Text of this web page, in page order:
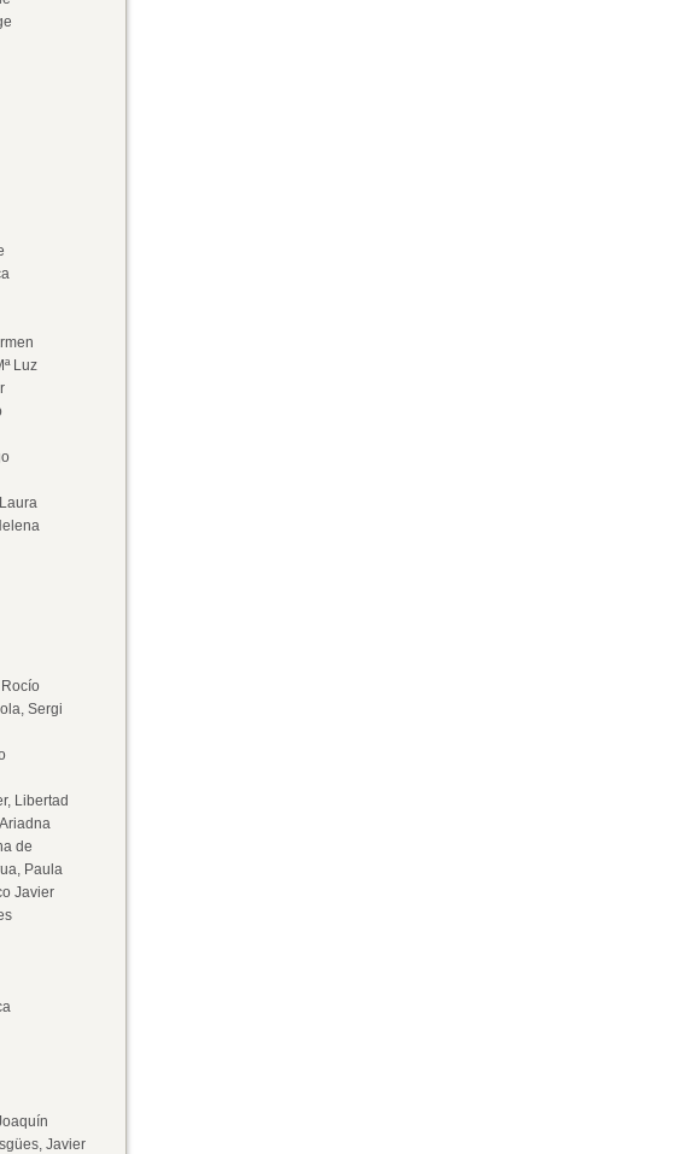
Luz
Sergi
Libertad
de
Paula
Javier
Javier